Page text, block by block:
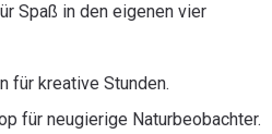
Spaß in den eigenen vier
für kreative Stunden.
für neugierige Naturbeobachter.